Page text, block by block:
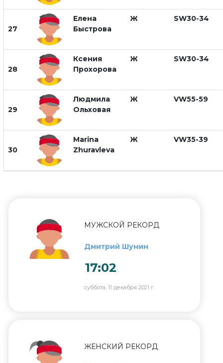
МУЖСКОЙ РЕКОРД
Дмитрий Шунин
17:02
суббота, 11 декабря 2021 г.
ЖЕНСКИЙ РЕКОРД
27
Елена
Быстрова
Ж SW30-34
28
Ксения
Прохорова
Ж SW30-34
29
Людмила
Ольховая
Ж VW55-59
30
Marina
Zhuravleva
Ж VW35-39